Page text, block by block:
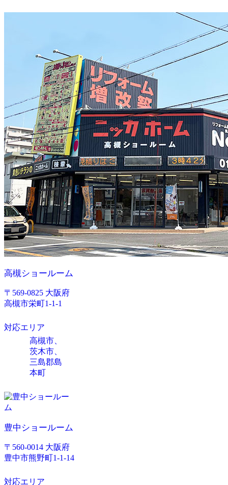
高槻ショールーム
〒569-0825 大阪府
高槻市栄町1-1-1
対応エリア
高槻市、
茨木市、
三島郡島
本町
豊中ショールーム
〒560-0014 大阪府
豊中市熊野町1-1-14
対応エリア